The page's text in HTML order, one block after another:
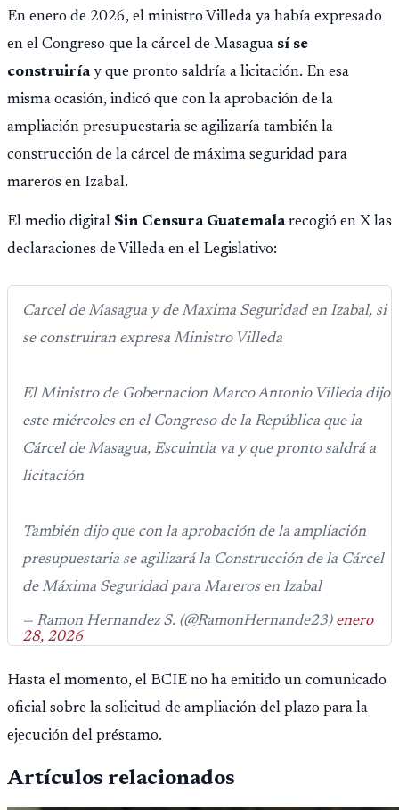
En enero de 2026, el ministro Villeda ya había expresado
en el Congreso que la cárcel de Masagua sí se
construiríay que pronto saldría a licitación. En esa
misma ocasión, indicó que con la aprobación de la
ampliación presupuestaria se agilizaría también la
construcción de la cárcel de máxima seguridad para
mareros en Izabal.
El medio digital Sin Censura Guatemalarecogió en X las
declaraciones de Villeda en el Legislativo:
Carcel de Masagua y de Maxima Seguridad en Izabal, si
se construiran expresa Ministro Villeda
El Ministro de Gobernacion Marco Antonio Villeda dijo
este miércoles en el Congreso de la República que la
Cárcel de Masagua, Escuintla va y que pronto saldrá a
licitación
También dijo que con la aprobación de la ampliación
presupuestaria se agilizará la Construcción de la Cárcel
de Máxima Seguridad para Mareros en Izabal
— Ramon Hernandez S. (@RamonHernande23) enero
28, 2026
Hasta el momento, el BCIE no ha emitido un comunicado
oficial sobre la solicitud de ampliación del plazo para la
ejecución del préstamo.
Artículos relacionados